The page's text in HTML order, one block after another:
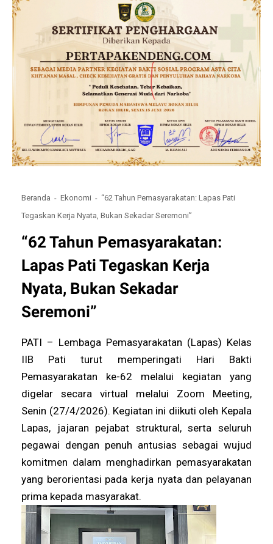
Beranda Ekonomi
“62 Tahun Pemasyarakatan: Lapas Pati
Tegaskan Kerja Nyata, Bukan Sekadar Seremoni”
“62 Tahun Pemasyarakatan:
Lapas Pati Tegaskan Kerja
Nyata, Bukan Sekadar
Seremoni”
PATI – Lembaga Pemasyarakatan (Lapas) Kelas
IIB Pati turut memperingati Hari Bakti
Pemasyarakatan ke-62 melalui kegiatan yang
digelar secara virtual melalui Zoom Meeting,
Senin (27/4/2026). Kegiatan ini diikuti oleh Kepala
Lapas, jajaran pejabat struktural, serta seluruh
pegawai dengan penuh antusias sebagai wujud
komitmen dalam menghadirkan pemasyarakatan
yang berorientasi pada kerja nyata dan pelayanan
prima kepada masyarakat.